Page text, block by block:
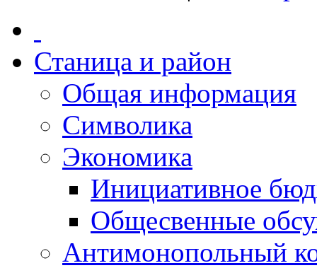
Станица и район
Общая информация
Символика
Экономика
Инициативное
Общесвенные
Антимонопольный